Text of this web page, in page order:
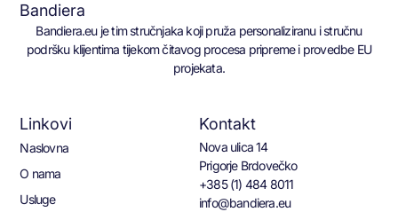
Bandiera
Bandiera.eu je tim stručnjaka koji pruža personaliziranu i stručnu
podršku klijentima tijekom čitavog procesa pripreme i provedbe EU
projekata.
Linkovi
Naslovna
O nama
Usluge
Kontakt
Nova ulica 14
Prigorje Brdovečko
+385 (1) 484 8011
info@bandiera.eu